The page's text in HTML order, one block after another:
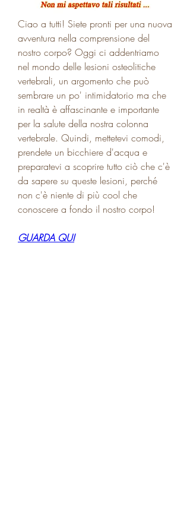
Ciao a tutti! Siete pronti per una nuova
avventura nella comprensione del
nostro corpo? Oggi ci addentriamo
nel mondo delle lesioni osteolitiche
vertebrali, un argomento che può
sembrare un po' intimidatorio ma che
in realtà è affascinante e importante
per la salute della nostra colonna
vertebrale. Quindi, mettetevi comodi,
prendete un bicchiere d'acqua e
preparatevi a scoprire tutto ciò che c'è
da sapere su queste lesioni, perché
non c'è niente di più cool che
conoscere a fondo il nostro corpo!
GUARDA QUI